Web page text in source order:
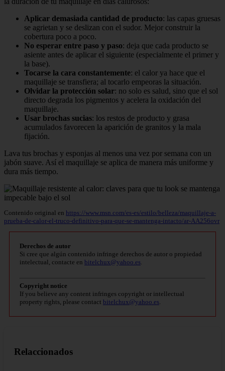
Aplicar demasiada cantidad de producto: las capas gruesas
se agrietan y se deslizan con el sudor. Mejor construir la
cobertura poco a poco.
No esperar entre paso y paso: deja que cada producto se
asiente antes de aplicar el siguiente (especialmente el primer y
la base).
Tocarse la cara constantemente: el calor ya hace que el
maquillaje se transfiera; al tocarlo empeoras la situación.
Olvidar la protección solar: no solo es salud, sino que el sol
directo degrada los pigmentos y acelera la oxidación del
maquillaje.
Usar brochas sucias: los restos de producto y grasa
acumulados favorecen la aparición de granitos y la mala
fijación.
Lava tus brochas y esponjas al menos una vez por semana con un
jabón suave. Así el maquillaje se aplica de manera más uniforme y
dura más tiempo.
Contenido original en https://www.msn.com/es-es/estilo/belleza/maquillaje-a-
prueba-de-calor-el-truco-definitivo-para-que-se-mantenga-intacto/ar-AA256ovr
Derechos de autor
Si cree que algún contenido infringe derechos de autor o propiedad
intelectual, contacte en bitelchux@yahoo.es.
Copyright notice
If you believe any content infringes copyright or intellectual
property rights, please contact bitelchux@yahoo.es.
Relaccionados